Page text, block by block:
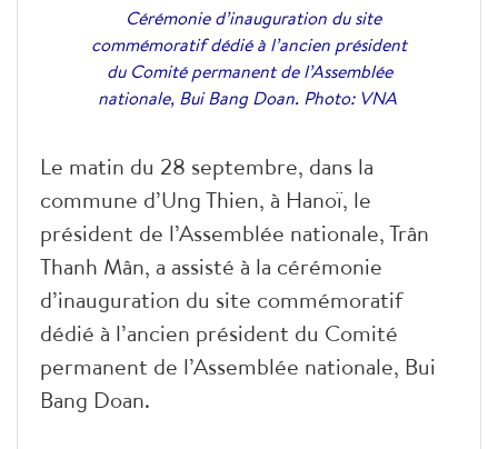
Cérémonie d’inauguration du site
commémoratif dédié à l’ancien président
du Comité permanent de l’Assemblée
nationale, Bui Bang Doan. Photo: VNA
Le matin du 28 septembre, dans la
commune d’Ung Thien, à Hanoï, le
président de l’Assemblée nationale, Trân
Thanh Mân, a assisté à la cérémonie
d’inauguration du site commémoratif
dédié à l’ancien président du Comité
permanent de l’Assemblée nationale, Bui
Bang Doan.